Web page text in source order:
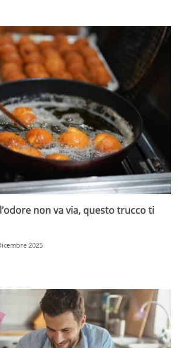
non va via, questo trucco ti
2025